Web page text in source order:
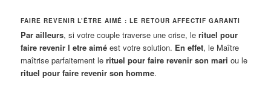
FAIRE REVENIR L’ÊTRE AIMÉ : LE RETOUR AFFECTIF GARANTI
Par ailleurs, si votre couple traverse une crise, lerituel pour
faire revenir l etre aimé est votre solution. En effet, le Maître
maîtrise parfaitement lerituel pour faire revenir son mari ou le
rituel pour faire revenir son homme.